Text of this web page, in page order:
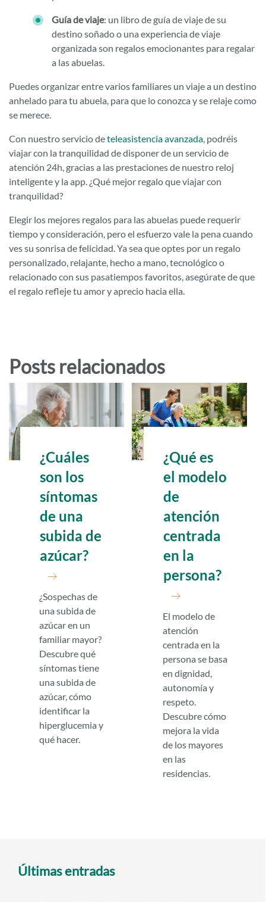
Guía de viaje: un libro de guía de viaje de su
destino soñado o una experiencia de viaje
organizada son regalos emocionantes para regalar
a las abuelas.
Puedes organizar entre varios familiares un viaje a un destino
anhelado para tu abuela, para que lo conozca y se relaje como
se merece.
Con nuestro servicio deteleasistencia avanzada, podréis
viajar con la tranquilidad de disponer de un servicio de
atención 24h, gracias a las prestaciones de nuestro reloj
inteligente y la app. ¿Qué mejor regalo que viajar con
tranquilidad?
Elegir los mejores regalos para las abuelas puede requerir
tiempo y consideración, pero el esfuerzo vale la pena cuando
ves su sonrisa de felicidad. Ya sea que optes por un regalo
personalizado, relajante, hecho a mano, tecnológico o
relacionado con sus pasatiempos favoritos, asegúrate de que
el regalo refleje tu amor y aprecio hacia ella.
Posts relacionados
¿Cuáles
son los
síntomas
de una
subida de
azúcar?
¿Sospechas de
una subida de
azúcar en un
familiar mayor?
Descubre qué
síntomas tiene
una subida de
azúcar, cómo
identificar la
hiperglucemia y
qué hacer.
¿Qué es
el modelo
de
atención
centrada
en la
persona?
El modelo de
atención
centrada en la
persona se basa
en dignidad,
autonomía y
respeto.
Descubre cómo
mejora la vida
de los mayores
en las
residencias.
Últimas entradas